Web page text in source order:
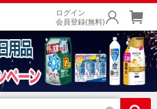
ログイン
会員登録(無料)